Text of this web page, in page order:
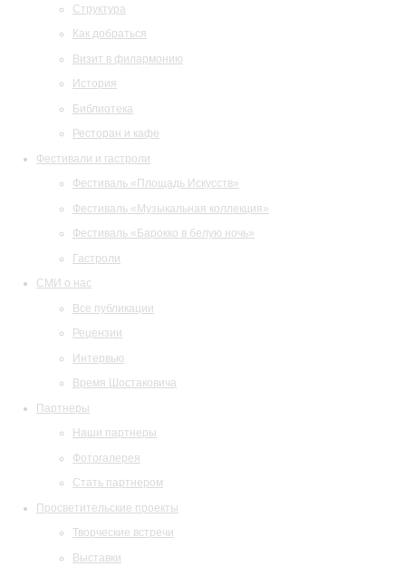
Структура
Как добраться
Визит в филармонию
История
Библиотека
Ресторан и кафе
Фестивали и гастроли
Фестиваль «Площадь Искусств»
Фестиваль «Музыкальная коллекция»
Фестиваль «Барокко в белую ночь»
Гастроли
СМИ о нас
Все публикации
Рецензии
Интервью
Время Шостаковича
Партнеры
Наши партнеры
Фотогалерея
Стать партнером
Просветительские проекты
Творческие встречи
Выставки